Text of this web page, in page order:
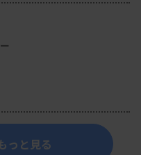
っと見る